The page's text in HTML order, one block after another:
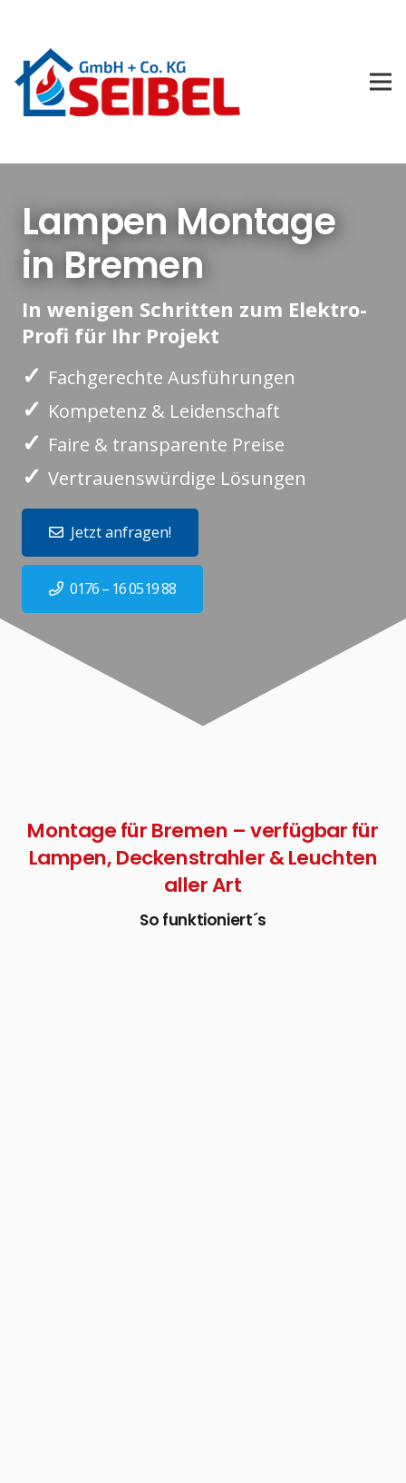
Lampen Montage
in Bremen
In wenigen Schritten zum Elektro-
Profi für Ihr Projekt
✓ Fachgerechte Ausführungen
✓ Kompetenz & Leidenschaft
✓ Faire & transparente Preise
✓ Vertrauenswürdige Lösungen
Jetzt anfragen!
0176 – 16 0519 88
Montage für Bremen – verfügbar für
Lampen, Deckenstrahler & Leuchten
aller Art
So funktioniert´s